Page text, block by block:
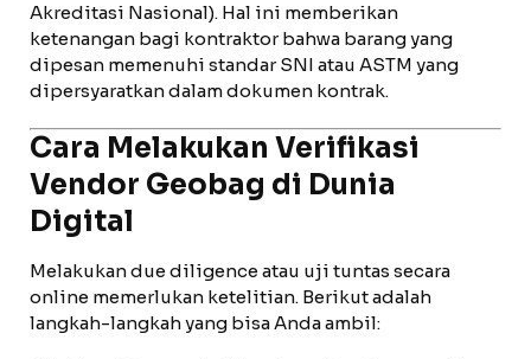
Akreditasi Nasional). Hal ini memberikan
ketenangan bagi kontraktor bahwa barang yang
dipesan memenuhi standar SNI atau ASTM yang
dipersyaratkan dalam dokumen kontrak.
Cara Melakukan Verifikasi
Vendor Geobag di Dunia
Digital
Melakukan due diligence atau uji tuntas secara
online memerlukan ketelitian. Berikut adalah
langkah-langkah yang bisa Anda ambil: